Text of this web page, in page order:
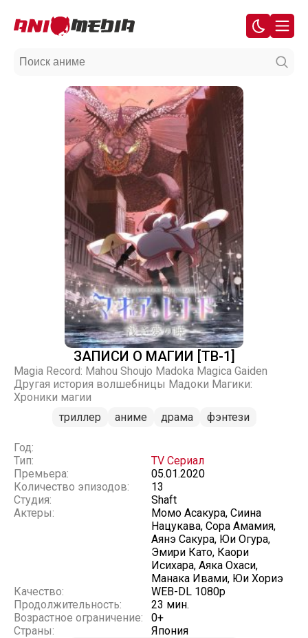
ЗАПИСИ О МАГИИ [ТВ-1]
Magia Record: Mahou Shoujo Madoka Magica Gaiden
Другая история волшебницы Мадоки Магики:
Хроники магии
триллер
аниме драма фэнтези
Год:
Тип:
TV Сериал
Премьера:
05.01.2020
Количество эпизодов:
13
Студия:
Shaft
Актеры:
Момо Асакура, Сиина
Нацукава, Сора Амамия,
Аянэ Сакура, Юи Огура,
Эмири Като, Каори
Исихара, Аяка Охаси,
Манака Ивами, Юи Хориэ
Качество:
WEB-DL 1080p
Продолжительность:
23 мин.
Возрастное ограничение:
0+
Страны:
Япония